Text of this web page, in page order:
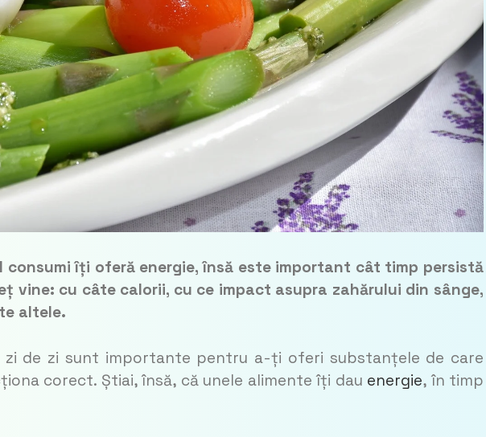
consumi îți oferă energie, însă este important cât timp persistă
vine: cu câte calorii, cu ce impact asupra zahărului din sânge,
altele.
de zi sunt importante pentru a-ți oferi substanțele de care
corect. Știai, însă, că unele alimente îți dau energie, în timp